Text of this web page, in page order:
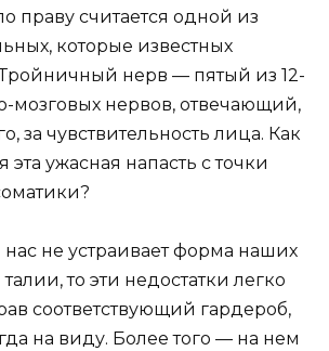
праву считается одной из
которые известных
Тройничный нерв — пятый из 12-
мозговых нервов, отвечающий,
за чувствительность лица. Как
эта ужасная напасть с точки
нас не устраивает форма наших
то эти недостатки легко
соответствующий гардероб,
на виду. Более того — на нем